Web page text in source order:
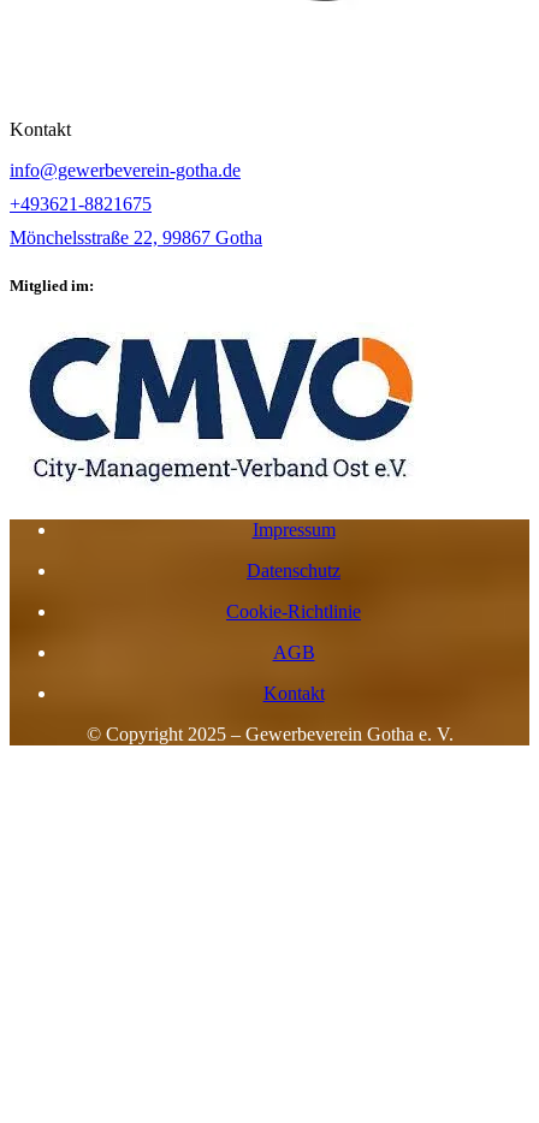
Kontakt
info@gewerbeverein-gotha.de
+493621-8821675
Mönchelsstraße 22, 99867 Gotha
Mitglied im:
Impressum
Datenschutz
Cookie-Richtlinie
AGB
Kontakt
© Copyright 2025 – Gewerbeverein Gotha e. V.